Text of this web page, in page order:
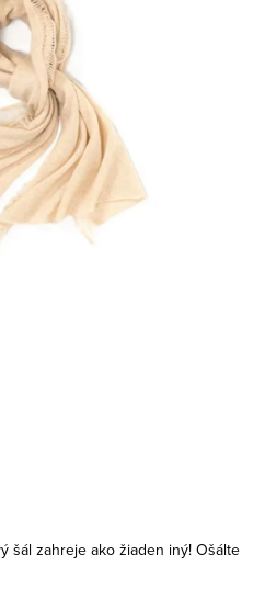
šál zahreje ako žiaden iný! Ošálte